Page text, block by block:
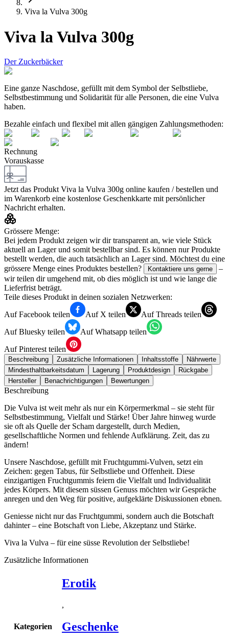
Viva la Vulva 300g
Viva la Vulva 300g
Der Zuckerbäcker
Eine ganze Naschdose, gefüllt mit dem Symbol der Selbstliebe,
Selbstbestimmung und Solidarität für alle Personen, die eine Vulva
haben.
Bezahle einfach und flexibel mit allen gängigen Zahlungsmethoden:
Rechnung
Vorauskasse
Jetzt das Produkt Viva la Vulva 300g online kaufen / bestellen und
im Warenkorb eine kostenlose Geschenkkarte mit persönlicher
Nachricht erhalten.
Grössere Menge:
Bei jedem Produkt zeigen wir dir transparent an, wie viele Stück
aktuell an Lager und somit bestellbar sind. Es können nur Produkte
bestellt werden, die auch tatsächlich an Lager sind. Möchtest du eine
grössere Menge eines Produktes bestellen?
Kontaktiere uns gerne
–
wir teilen dir umgehend mit, ob dies möglich ist und wie lange die
Lieferfrist beträgt.
Teile dieses Produkt in deinen sozialen Netzwerken:
Auf Facebook teilen
Auf X teilen
Auf Threads teilen
Auf Bluesky teilen
Auf Whatsapp teilen
Auf Pinterest teilen
Beschreibung Zusätzliche Informationen Inhaltsstoffe
Nährwerte
Mindesthaltbarkeitsdatum
Lagerung Produktdesign
Rückgabe
Hersteller
Benachrichtigungen Bewertungen
Beschreibung
Die Vulva ist weit mehr als nur ein Körpermerkmal – sie steht für
Selbstbestimmung, Vielfalt und Stärke! Über Jahre hinweg wurde
sie oft als Quelle der Scham dargestellt, durch Medien,
gesellschaftliche Normen und fehlende Aufklärung. Zeit, das zu
ändern!
Unsere Naschdose, gefüllt mit Fruchtgummi-Vulven, setzt ein
Zeichen: gegen Tabus, für Selbstliebe und Offenheit. Diese
einzigartigen Fruchtgummis feiern die Vielfalt und Individualität
jedes Körpers. Mit diesem süssen Genuss möchten wir Gespräche
anregen und den Weg für positive, aufgeklärte Diskussionen ebnen.
Geniesse nicht nur das Fruchtgummi, sondern auch die Botschaft
dahinter – eine Botschaft von Liebe, Akzeptanz und Stärke.
Viva la Vulva – für eine süsse Revolution der Selbstliebe!
Zusätzliche Informationen
Kategorien
Erotik
,
Geschenke